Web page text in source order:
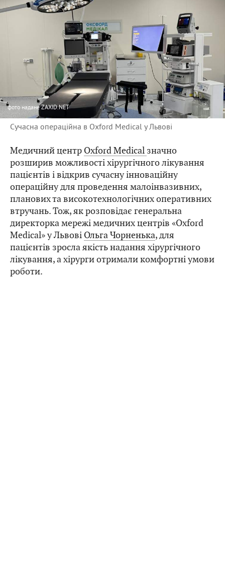
фото надане ZAXID.NET
Сучасна операційна в Oxford Medical у Львові
Медичний центр Oxford Medical значно
розширив можливості хірургічного лікування
пацієнтів і відкрив сучасну інноваційну
операційну для проведення малоінвазивних,
планових та високотехнологічних оперативних
втручань. Тож, як розповідає генеральна
директорка мережі медичних центрів «Oxford
Medical» у Львові Ольга Чорненька, для
пацієнтів зросла якість надання хірургічного
лікування, а хірурги отримали комфортні умови
роботи.